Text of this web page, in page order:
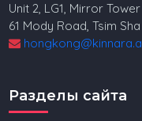
Unit 2, LG1, Mirror Tower
61 Mody Road, Tsim
Разделы сайта